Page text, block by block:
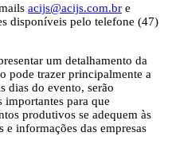
acijs@acijs.com.br e
disponíveis pelo telefone (47)
um detalhamento da
pode trazer principalmente a
dias do evento, serão
importantes para que
produtivos se adequem às
e informações das empresas